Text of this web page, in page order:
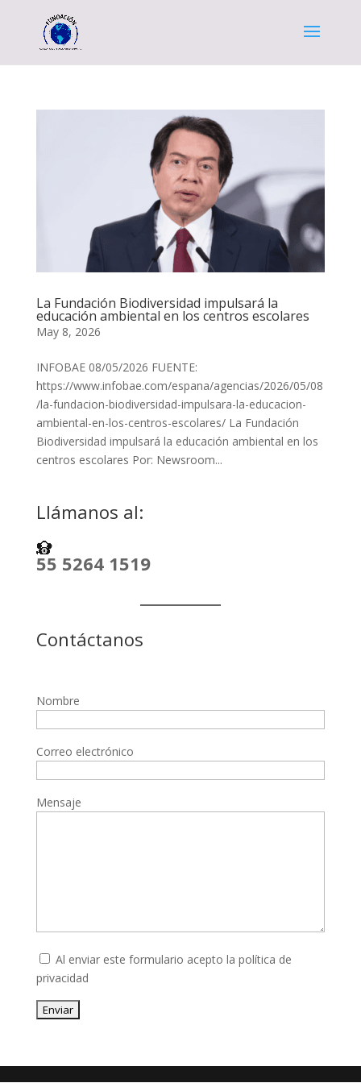
La Fundación Biodiversidad impulsará la
educación ambiental en los centros escolares
May 8, 2026
INFOBAE 08/05/2026 FUENTE:
https://www.infobae.com/espana/agencias/2026/05/08
/la-fundacion-biodiversidad-impulsara-la-educacion-
ambiental-en-los-centros-escolares/ La Fundación
Biodiversidad impulsará la educación ambiental en los
centros escolares Por: Newsroom...
Llámanos al:
55 5264 1519
Contáctanos
Nombre
Correo electrónico
Mensaje
Al enviar este formulario acepto la política de
privacidad
Enviar